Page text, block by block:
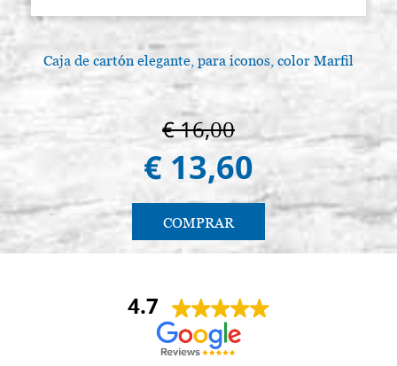
Caja de cartón elegante, para iconos, color Marfil
€ 16,00
€ 13,60
COMPRAR
4.7